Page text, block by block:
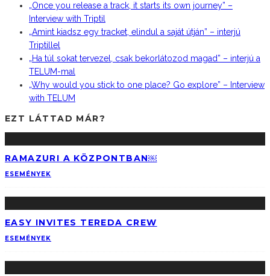
„Once you release a track, it starts its own journey” –
Interview with Triptil
„Amint kiadsz egy tracket, elindul a saját útján” – interjú
Triptillel
„Ha túl sokat tervezel, csak bekorlátozod magad” – interjú a
TELUM-mal
„Why would you stick to one place? Go explore” – Interview
with TELUM
EZT LÁTTAD MÁR?
RAMAZURI A KÖZPONTBAN￼
ESEMÉNYEK
EASY INVITES TEREDA CREW
ESEMÉNYEK